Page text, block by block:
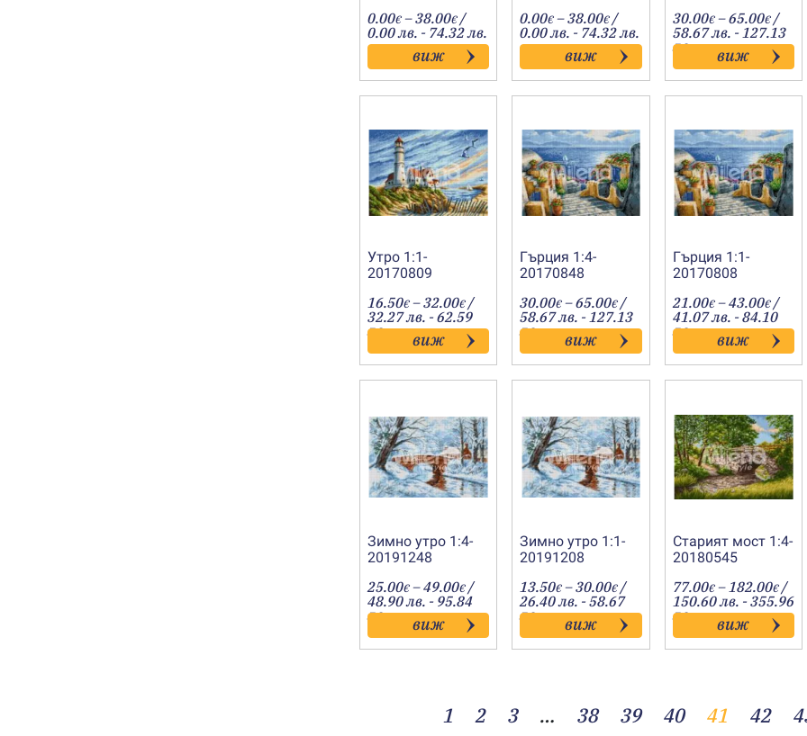
0.00€ –38.00€Price
range:
0.00€
through
38.00€
/
0.00 лв. - 74.32 лв.
виж
0.00€ –38.00€Price
range:
0.00€
through
38.00€
/
0.00 лв. - 74.32 лв.
виж
30.00€ –65.00€Price
range:
30.00€
65.00€
/
58.67 лв. - 127.13
лв. виж
Утро 1:1-
20170809
16.50€ –32.00€Price
range:
16.50€
through
32.00€
/
32.27 лв. - 62.59
лв. виж
Гърция 1:4-
20170848
30.00€ –65.00€Price
range:
30.00€
through
65.00€
/
58.67 лв. - 127.13
лв. виж
Гърция 1:1-
20170808
21.00€ –43.00€Price
range:
21.00€
43.00€
/
41.07 лв. - 84.10
лв. виж
Зимно утро 1:4-
20191248
25.00€ –49.00€Price
range:
25.00€
through
49.00€
/
48.90 лв. - 95.84
лв. виж
Зимно утро 1:1-
20191208
13.50€ –30.00€Price
range:
13.50€
through
30.00€
/
26.40 лв. - 58.67
лв. виж
Старият мост 1:4-
20180545
77.00€ –182.00€Price
/
150.60 лв. - 355.96
лв. виж
1 2 3 … 38 39 40 41 42